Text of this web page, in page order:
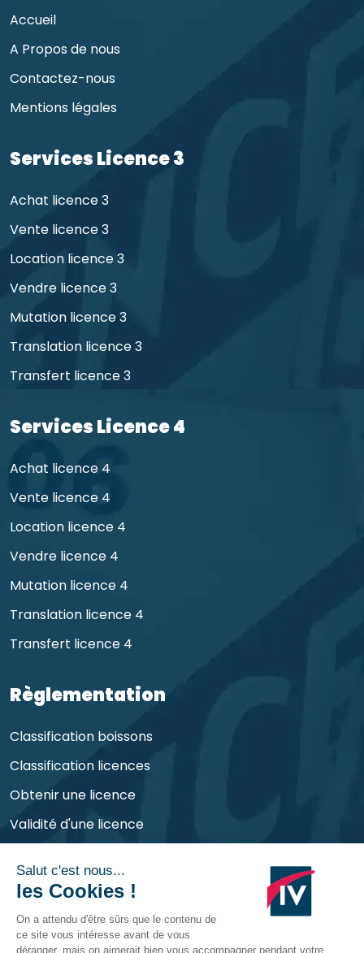
Accueil
A Propos de nous
Contactez-nous
Mentions légales
Services Licence 3
Achat licence 3
Vente licence 3
Location licence 3
Vendre licence 3
Mutation licence 3
Translation licence 3
Transfert licence 3
Services Licence 4
Achat licence 4
Vente licence 4
Location licence 4
Vendre licence 4
Mutation licence 4
Translation licence 4
Transfert licence 4
Règlementation
Classification boissons
Classification licences
Obtenir une licence
Validité d'une licence